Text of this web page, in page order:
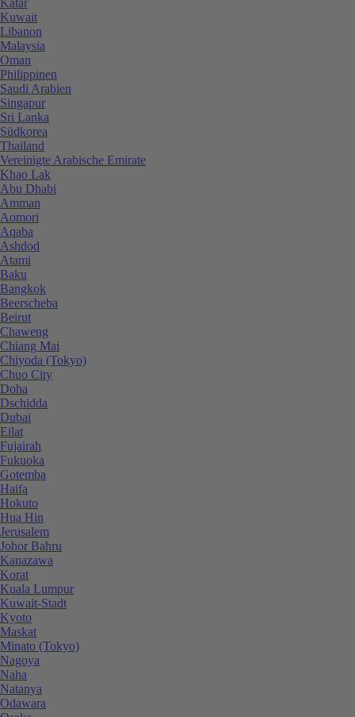
Kuwait
Libanon
Malaysia
Oman
Philippinen
Saudi Arabien
Singapur
Sri Lanka
Südkorea
Thailand
Vereinigte Arabische Emirate
Khao Lak
Abu Dhabi
Amman
Aomori
Aqaba
Ashdod
Atami
Baku
Bangkok
Beerscheba
Beirut
Chaweng
Chiang Mai
Chiyoda (Tokyo)
Chuo City
Doha
Dschidda
Dubai
Eilat
Fujairah
Fukuoka
Gotemba
Haifa
Hokuto
Hua Hin
Jerusalem
Johor Bahru
Kanazawa
Korat
Kuala Lumpur
Kuwait-Stadt
Kyoto
Maskat
Minato (Tokyo)
Nagoya
Naha
Natanya
Odawara